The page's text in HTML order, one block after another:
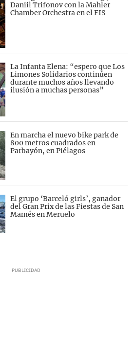
Daniil Trifonov con la Mahler
Chamber Orchestra en el FIS
La Infanta Elena: “espero que Los
Limones Solidarios continúen
durante muchos años llevando
ilusión a muchas personas”
En marcha el nuevo bike park de
800 metros cuadrados en
Parbayón, en Piélagos
El grupo ‘Barceló girls’, ganador
del Gran Prix de las Fiestas de San
Mamés en Meruelo